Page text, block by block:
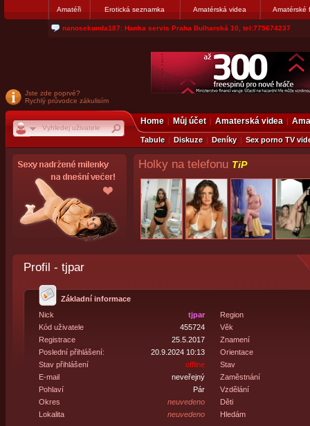
Amatéři Erotická seznamka Amatérská videa Amatérské
nanosekunda187: Hanka servis Praha Bulharská 10, tel:775674237
Jste zde poprvé?
Rychlý průvodce zákulisím
Home Můj účet Amaterská videa
Tabule Diskuze Deníky Sex porno TV
Holky na telefonu TiP
Profil - tjpar
Základní informace
Nick
tjpar
Kód uživatele
455724
Registrace
25.5.2017
Poslední přihlášení:
20.9.2024 10:13
Stav přihlášení
offline
E-mail
neveřejný
Pohlaví
Pár
Okres
neuvedeno
Lokalita
neuvedeno
Region
Věk
Znamení
Orientace
Stav
Zaměstnání
Vzdělání
Děti
Hledám